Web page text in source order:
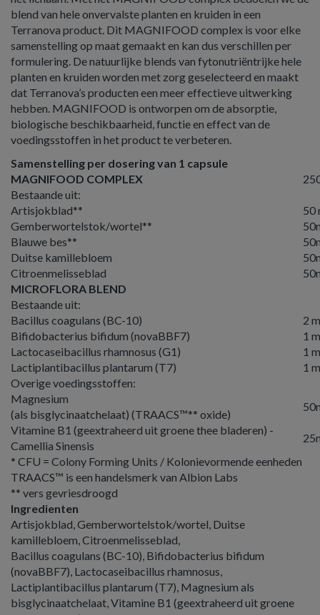
blend van hele onvervalste planten en kruiden in een
Terranova product. Dit MAGNIFOOD complex is voor elke
samenstelling op maat gemaakt en kan dus verschillen per
formulering. De natuurlijke blends van fytonutriëntrijke hele
planten en kruiden worden met zorg geselecteerd en maakt
dat Terranova’s producten een meer effectieve uitwerking
hebben. MAGNIFOOD is ontworpen om de absorptie,
biologische beschikbaarheid, functie en effect van de
voedingsstoffen in het product te verbeteren.
Samenstelling per dosering van 1 capsule
MAGNIFOOD COMPLEX
Bestaande uit:
Artisjokblad**
50
Gemberwortelstok/wortel**
Blauwe bes**
Duitse kamillebloem
Citroenmelisseblad
MICROFLORA BLEND
Bestaande uit:
Bacillus coagulans (BC-10)
2
Bifidobacterius bifidum (novaBBF7)
1
Lactocaseibacillus rhamnosus (G1)
1
Lactiplantibacillus plantarum (T7)
1
Overige voedingsstoffen:
Magnesium
(als bisglycinaatchelaat) (TRAACS™** oxide)
Vitamine B1 (geextraheerd uit groene thee bladeren) -
Camellia Sinensis
* CFU = Colony Forming Units / Kolonievormende eenheden
TRAACS™ is een handelsmerk van Albion Labs
** vers gevriesdroogd
Ingredienten
Artisjokblad, Gemberwortelstok/wortel, Duitse
kamillebloem, Citroenmelisseblad,
Bacillus coagulans (BC-10), Bifidobacterius bifidum
(novaBBF7), Lactocaseibacillus rhamnosus,
Lactiplantibacillus plantarum (T7), Magnesium als
bisglycinaatchelaat, Vitamine B1 (geextraheerd uit groene